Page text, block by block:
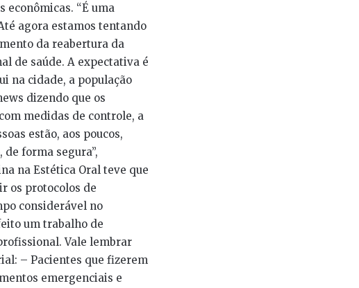
econômicas. “É uma
agora estamos tentando
da reabertura da
de saúde. A expectativa é
na cidade, a população
dizendo que os
medidas de controle, a
estão, aos poucos,
forma segura”,
na Estética Oral teve que
os protocolos de
considerável no
um trabalho de
Vale lembrar
– Pacientes que fizerem
emergenciais e